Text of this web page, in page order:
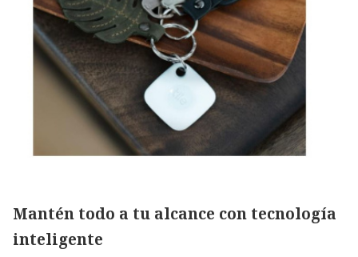
Mantén todo a tu alcance con tecnología
inteligente